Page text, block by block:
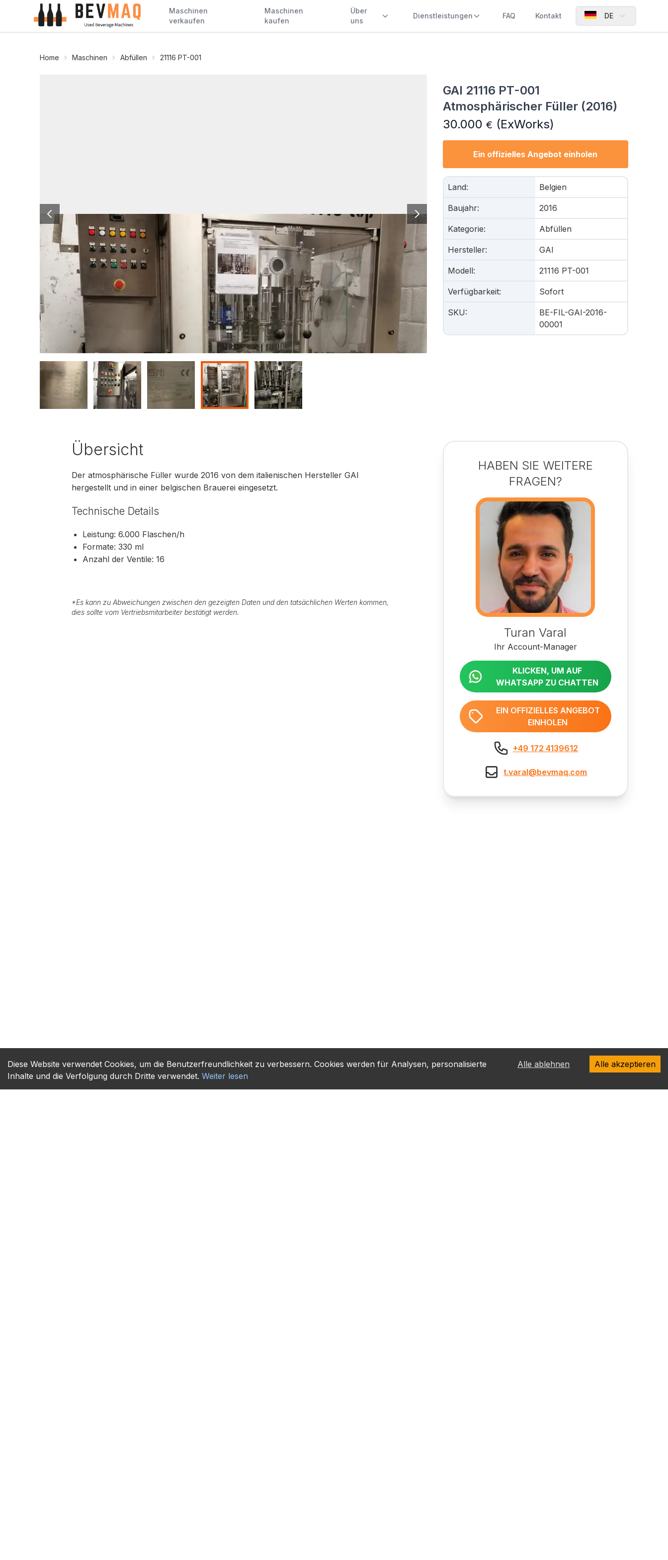
Maschinen
verkaufen
Maschinen
kaufen
Über
uns
Dienstleistungen FAQ Kontakt DE
Home Maschinen Abfüllen 21116 PT-001
GAI 21116 PT-001
Atmosphärischer Füller (2016)
30.000 € (ExWorks)
Ein offizielles Angebot einholen
Land: Belgien
Baujahr: 2016
Kategorie: Abfüllen
Hersteller: GAI
Modell: 21116 PT-001
Verfügbarkeit: Sofort
SKU:
BE-FIL-GAI-2016-
00001
Übersicht
Der atmosphärische Füller wurde 2016 von dem italienischen Hersteller GAI
hergestellt und in einer belgischen Brauerei eingesetzt.
Technische Details
Leistung: 6.000 Flaschen/h
Formate: 330 ml
Anzahl der Ventile: 16
*Es kann zu Abweichungen zwischen den gezeigten Daten und den tatsächlichen Werten kommen,
dies sollte vom Vertriebsmitarbeiter bestätigt werden.
HABEN SIE WEITERE
FRAGEN?
Turan Varal
Ihr Account-Manager
KLICKEN, UM AUF
WHATSAPP ZU CHATTEN
EIN OFFIZIELLES ANGEBOT
EINHOLEN
+49 172 4139612
t.varal@bevmaq.com
Diese Website verwendet Cookies, um die Benutzerfreundlichkeit zu verbessern. Cookies werden für Analysen, personalisierte
Inhalte und die Verfolgung durch Dritte verwendet. Weiter lesen
Alle ablehnen Alle akzeptieren